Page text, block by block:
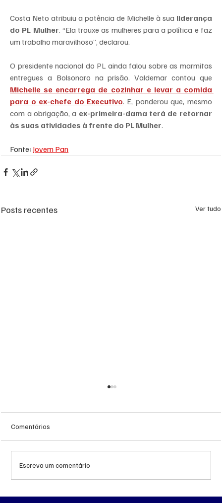
Costa Neto atribuiu a potência de Michelle à sua liderança
do PL Mulher. “Ela trouxe as mulheres para a política e faz
um trabalho maravilhoso”, declarou.
O presidente nacional do PL ainda falou sobre as marmitas
Michelle se encarrega de cozinhar e levar a comida
para o ex-chefe do Executivo. E, ponderou que, mesmo
com a obrigação, a ex-primeira-dama terá de retornar
às suas atividades à frente do PL Mulher.
Fonte: Jovem Pan
Posts recentes Ver tudo
Comentários
Escreva um comentário